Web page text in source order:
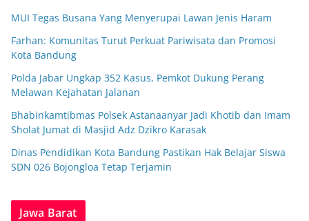
MUI Tegas Busana Yang Menyerupai Lawan Jenis Haram
Farhan: Komunitas Turut Perkuat Pariwisata dan Promosi
Kota Bandung
Polda Jabar Ungkap 352 Kasus, Pemkot Dukung Perang
Melawan Kejahatan Jalanan
Bhabinkamtibmas Polsek Astanaanyar Jadi Khotib dan Imam
Sholat Jumat di Masjid Adz Dzikro Karasak
Dinas Pendidikan Kota Bandung Pastikan Hak Belajar Siswa
SDN 026 Bojongloa Tetap Terjamin
Jawa Barat